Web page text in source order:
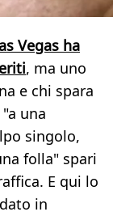
Vegas ha
, ma uno
e chi spara
una
singolo,
folla" spari
E qui lo
in